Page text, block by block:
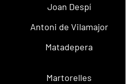
Joan Despí
Antoni de Vilamajor
Matadepera
Martorelles